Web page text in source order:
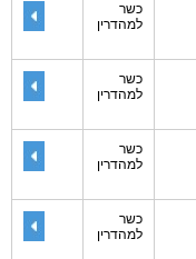
כשר
למהדרין
כשר
למהדרין
כשר
למהדרין
כשר
למהדרין